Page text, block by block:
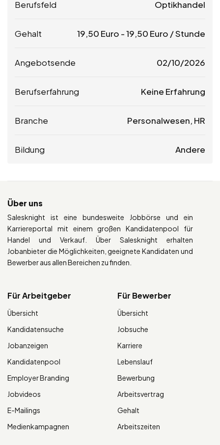
Berufsfeld Optikhandel
Gehalt 19,50 Euro -19,50 Euro / Stunde
Angebotsende 02/10/2026
Berufserfahrung Keine Erfahrung
Branche Personalwesen, HR
Bildung Andere
Über uns
Salesknight ist eine bundesweite Jobbörse und ein
Karriereportal mit einem großen Kandidatenpool für
Handel und Verkauf. Über Salesknight erhalten
Jobanbieter die Möglichkeiten, geeignete Kandidaten und
Bewerber aus allen Bereichen zu finden.
Für Arbeitgeber
Übersicht
Kandidatensuche
Jobanzeigen
Kandidatenpool
Employer Branding
Jobvideos
E-Mailings
Medienkampagnen
Für Bewerber
Übersicht
Jobsuche
Karriere
Lebenslauf
Bewerbung
Arbeitsvertrag
Gehalt
Arbeitszeiten